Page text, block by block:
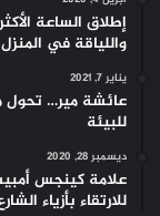
إطلاق الساعة
واللياقة في المنزل
يناير 7, 2021
عائشة مير… تحول
للبيئة
ديسمبر 28, 2020
علامة كينجس
للارتقاء بأزياء